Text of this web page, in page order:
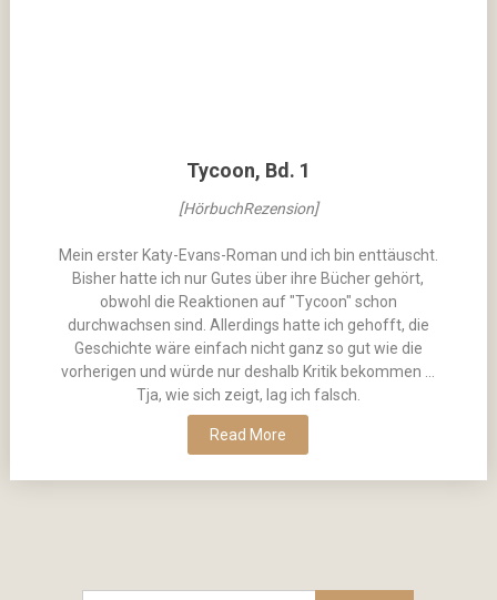
Tycoon, Bd. 1
[HörbuchRezension]
Mein erster Katy-Evans-Roman und ich bin enttäuscht.
Bisher hatte ich nur Gutes über ihre Bücher gehört,
obwohl die Reaktionen auf "Tycoon" schon
durchwachsen sind. Allerdings hatte ich gehofft, die
Geschichte wäre einfach nicht ganz so gut wie die
vorherigen und würde nur deshalb Kritik bekommen …
Tja, wie sich zeigt, lag ich falsch.
Read More